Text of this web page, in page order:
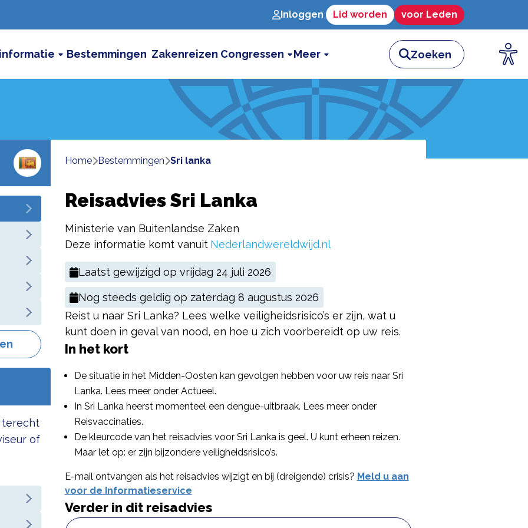
Inloggen Lid worden voor Leden
Bestemmingen Zakenreizen Congressen Meer
terecht
of
Home bestemmingen sri lanka
Reisadvies Sri Lanka
Ministerie van Buitenlandse Zaken
Deze informatie komt vanuit Nederlandwereldwijd.nl
Laatst gewijzigd op vrijdag 24 juli 2026
Nog steeds geldig op zaterdag 8 augustus 2026
Reist u naar Sri Lanka? Lees welke veiligheidsrisico’s er zijn, wat u
kunt doen in geval van nood, en hoe u zich voorbereidt op uw reis.
In het kort
De situatie in het Midden-Oosten kan gevolgen hebben voor uw reis naar Sri
Lanka. Lees meer onder Actueel.
In Sri Lanka heerst momenteel een dengue-uitbraak. Lees meer onder
Reisvaccinaties.
De kleurcode van het reisadvies voor Sri Lanka is geel. U kunt erheen reizen.
Maar let op: er zijn bijzondere veiligheidsrisico’s.
E-mail ontvangen als het reisadvies wijzigt en bij (dreigende) crisis? Meld u aan
voor de Informatieservice
Verder in dit reisadvies